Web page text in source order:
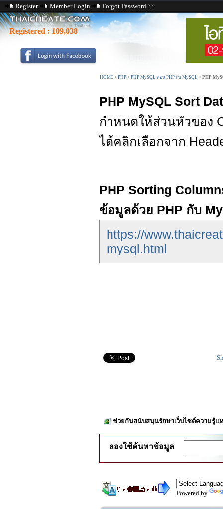
Register Member Login Forgot Password ??
Registered : 109,038
HOME > PHP > PHP MySQL สอน PHP กับ MySQL > PHP
PHP MySQL Sort
กำหนดให้ส่วนหัวของ
ได้คลิกเลือกจาก
PHP Sorting
ข้อมูลด้วย PHP กับ
https://
mysql.html
ช่วยกันสนับสนุนรักษาเว็บไซต์ความรู้แ
ลองใช้ค้นหาข้อมูล
Powered by